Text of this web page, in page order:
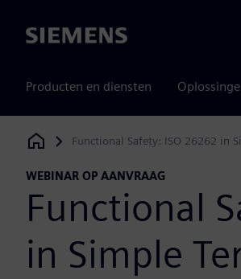
Siemens
Producten en diensten
Siemens Digital Industries Software
Functional Safety: ISO 26262 in
WEBINAR OP AANVRAAG
Functional
in Simple